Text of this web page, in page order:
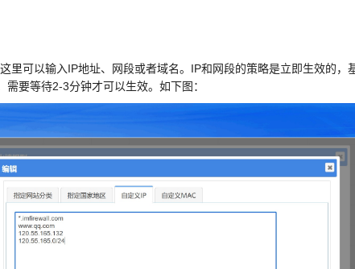
这里可以输入IP地址、网段或者域名。IP和网段的策略是立即生效的，
要等待2-3分钟才可以生效。如下图：